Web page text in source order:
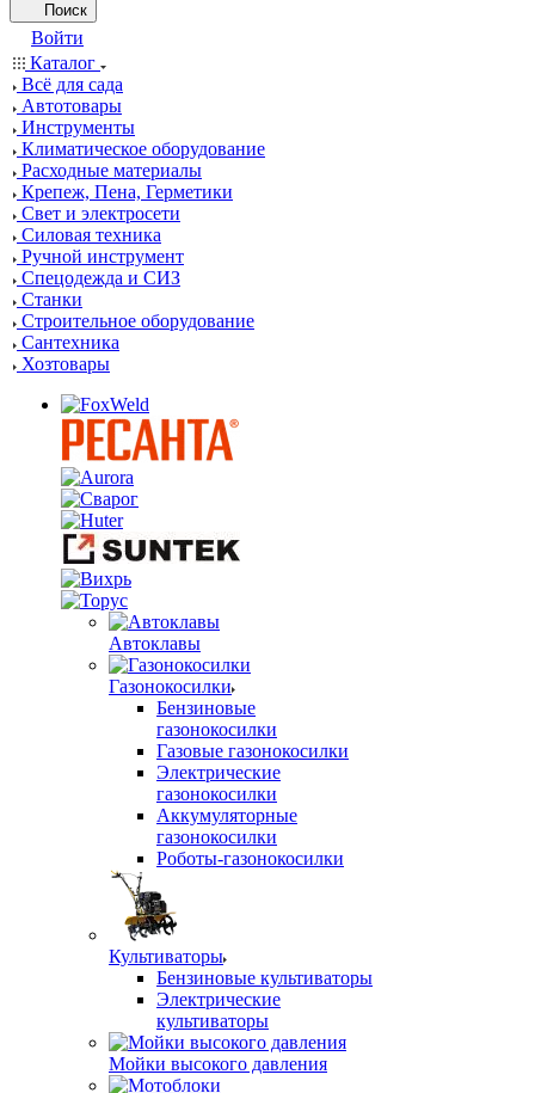
Поиск
Войти
Каталог
Всё для сада
Автотовары
Инструменты
Климатическое оборудование
Расходные материалы
Крепеж, Пена, Герметики
Свет и электросети
Силовая техника
Ручной инструмент
Спецодежда и СИЗ
Станки
Строительное оборудование
Сантехника
Хозтовары
Автоклавы
Газонокосилки
Бензиновые
газонокосилки
Газовые газонокосилки
Электрические
газонокосилки
Аккумуляторные
газонокосилки
Роботы-газонокосилки
Культиваторы
Бензиновые культиваторы
Электрические
культиваторы
Мойки высокого давления